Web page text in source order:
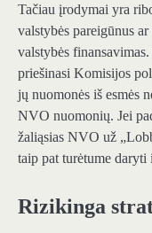
Tačiau įrodymai yra
valstybės pareigūnus
valstybės
priešinasi Komisijos
jų nuomonės iš esmės
NVO nuomonių. Jei
žaliąsias NVO už
taip pat turėtume
Rizikinga